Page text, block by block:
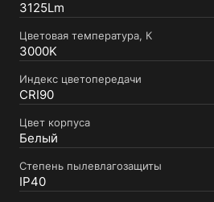
3125Lm
Цветовая температура, К
3000K
Индекс цветопередачи
CRI90
Цвет корпуса
Белый
Степень пылевлагозащиты
IP40